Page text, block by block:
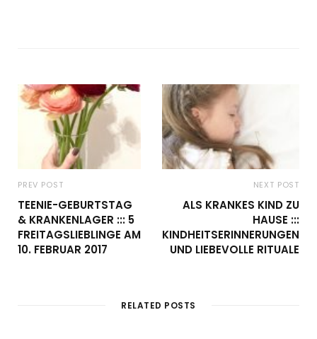
PREV POST
TEENIE-GEBURTSTAG
& KRANKENLAGER ::: 5
FREITAGSLIEBLINGE AM
10. FEBRUAR 2017
NEXT POST
ALS KRANKES KIND ZU
HAUSE :::
KINDHEITSERINNERUNGEN
UND LIEBEVOLLE RITUALE
RELATED POSTS